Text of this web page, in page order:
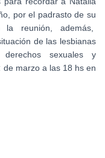
M
O
D
O
por el padrasto de su
reunión, además,
de las lesbianas
sexuales y
marzo a las 18 hs en